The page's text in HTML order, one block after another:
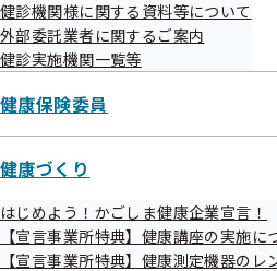
健診機関様に関する資料等について
外部委託業者に関するご案内
健診実施機関一覧等
健康保険委員
健康づくり
はじめよう！かごしま健康企業宣言！
【宣言事業所特典】健康講座の実施に
【宣言事業所特典】健康測定機器のレ
鹿児島支部評議会を開催いたしま
評議会資料については、次をご参
令和7年度 第3回鹿児島
令和7年度第3回全国健康保険